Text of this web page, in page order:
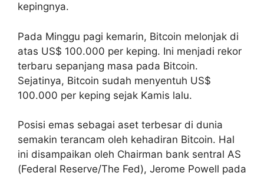
kepingnya.
Pada Minggu pagi kemarin, Bitcoin melonjak di
atas US$ 100.000 per keping. Ini menjadi rekor
terbaru sepanjang masa pada Bitcoin.
Sejatinya, Bitcoin sudah menyentuh US$
100.000 per keping sejak Kamis lalu.
Posisi emas sebagai aset terbesar di dunia
semakin terancam oleh kehadiran Bitcoin. Hal
ini disampaikan oleh Chairman bank sentral AS
(Federal Reserve/The Fed), Jerome Powell pada